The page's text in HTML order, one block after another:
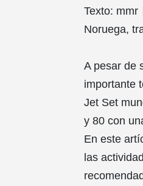
Texto: mmr
Noruega,
A pesar de
importante
Jet Set
y 80 con
En este
las